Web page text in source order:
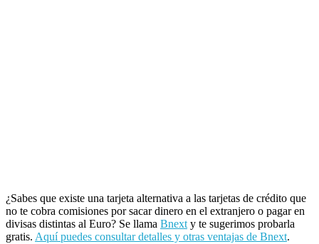
¿Sabes que existe una tarjeta alternativa a las tarjetas de crédito que
no te cobra comisiones por sacar dinero en el extranjero o pagar en
divisas distintas al Euro? Se llama Bnext y te sugerimos probarla
gratis. Aquí puedes consultar detalles y otras ventajas de Bnext.